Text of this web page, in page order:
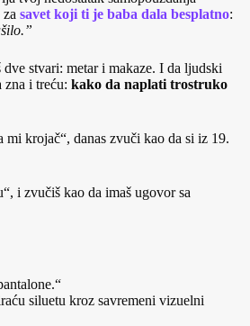
savet koji ti je baba dala besplatno:
stvari: metar i makaze. I da ljudski
zna i treću: kako da naplati trostruko
mi krojač“, danas zvuči kao da si iz 19.
i zvučiš kao da imaš ugovor sa
siluetu kroz savremeni vizuelni